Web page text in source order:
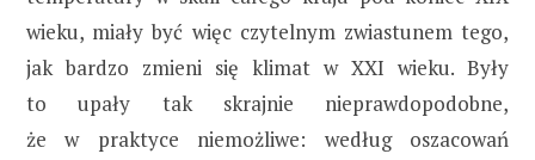
wieku, miały być więc czytelnym zwiastunem tego,
jak bardzo zmieni się klimat w XXI wieku. Były
to upały tak skrajnie nieprawdopodobne,
że w praktyce niemożliwe: według oszacowań